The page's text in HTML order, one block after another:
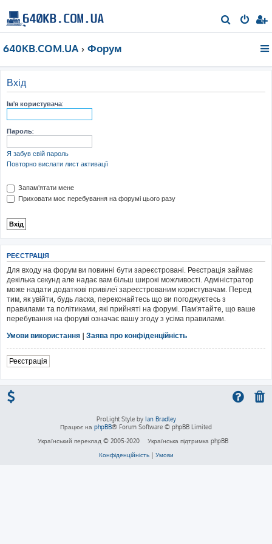
о
640KB.COM.UA Форум
Вхід
Ім'я користувача:
Пароль:
Я забув свій пароль
Повторно вислати лист активації
Запам'ятати мене
Приховати моє перебування на форумі цього разу
РЕЄСТРАЦІЯ
Для входу на форум ви повинні бути зареєстровані. Реєстрація займає
декілька секунд але надає вам більш широкі можливості. Адміністратор
може надати додаткові привілеї зареєстрованим користувачам. Перед
тим, як увійти, будь ласка, переконайтесь що ви погоджуєтесь з
правилами та політиками, які прийняті на форумі. Пам'ятайте, що ваше
перебування на форумі означає вашу згоду з усіма правилами.
Умови використання | Заява про конфіденційність
Реєстрація
ProLight Style by Ian Bradley
Працює на phpBB® Forum Software © phpBB Limited
Український переклад © 2005-2020
Українська підтримка phpBB
Конфіденційність| Умови